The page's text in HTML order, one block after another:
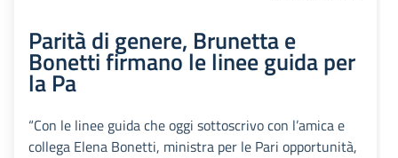
Parità di genere, Brunetta e
Bonetti firmano le linee guida per
la Pa
“Con le linee guida che oggi sottoscrivo con l’amica e
collega Elena Bonetti, ministra per le Pari opportunità,